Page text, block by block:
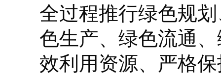
全过程推行绿色规
色生产、绿色流通
效利用资源、严格